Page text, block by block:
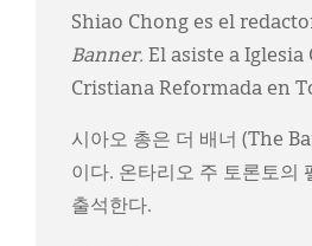
Shiao Chong es el
Banner. El asiste a
Cristiana Reformada en
시아오 총은 더 배너 (The
이다. 온타리오 주 토론토의
출석한다.